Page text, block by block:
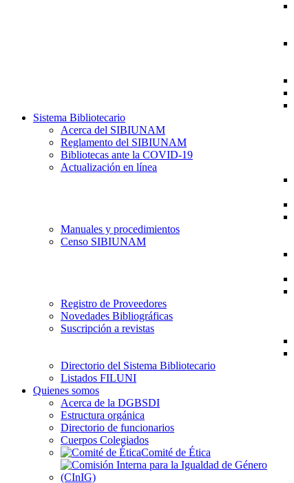
Sistema Bibliotecario
Acerca del SIBIUNAM
Reglamento del SIBIUNAM
Bibliotecas ante la COVID-19
Actualización en línea
Manuales y procedimientos
Censo SIBIUNAM
Registro de Proveedores
Novedades Bibliográficas
Suscripción a revistas
Directorio del Sistema Bibliotecario
Listados FILUNI
Quienes somos
Acerca de la DGBSDI
Estructura orgánica
Directorio de funcionarios
Cuerpos Colegiados
Comité de Ética